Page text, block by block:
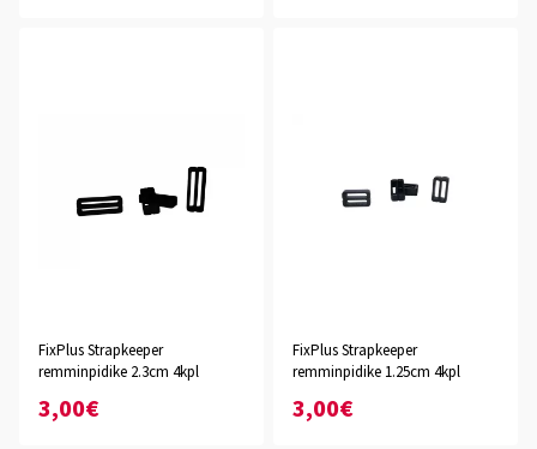
FixPlus Strapkeeper
remminpidike 2.3cm 4kpl
3,00€
FixPlus Strapkeeper
remminpidike 1.25cm 4kpl
3,00€